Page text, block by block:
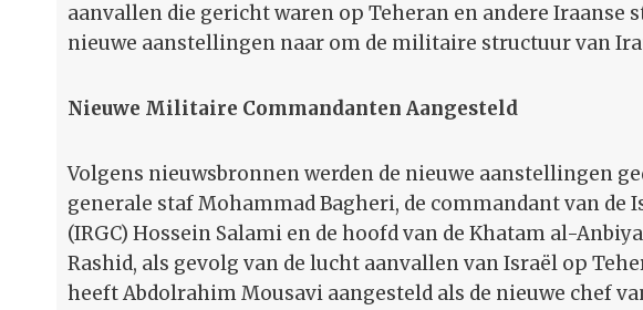
aanvallen die gericht waren op Teheran en andere Iraanse
nieuwe aanstellingen naar om de militaire structuur van
Nieuwe Militaire Commandanten Aangesteld
Volgens nieuwsbronnen werden de nieuwe aanstellingen
generale staf Mohammad Bagheri, de commandant van de
(IRGC) Hossein Salami en de hoofd van de Khatam al-
Rashid, als gevolg van de lucht aanvallen van Israël op
heeft Abdolrahim Mousavi aangesteld als de nieuwe chef